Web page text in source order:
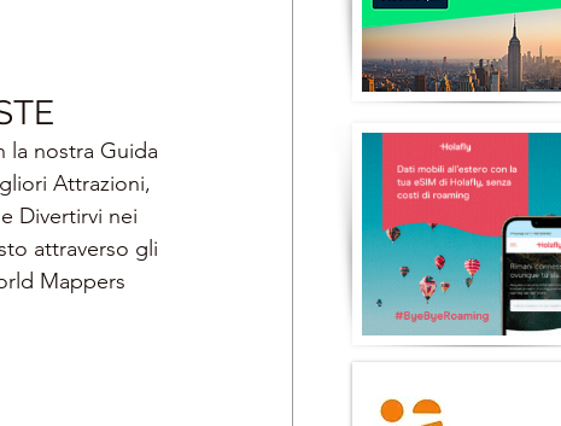
la nostra Guida
Attrazioni,
Divertirvi nei
attraverso gli
Mappers